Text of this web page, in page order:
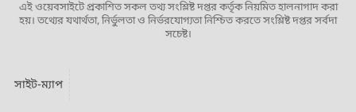
এই ওয়েবসাইটে প্রকাশিত সকল তথ্য সংশ্লিষ্ট দপ্তর কর্তৃক নিয়মিত হালনাগাদ করা
হয়। তথ্যের যথার্থতা, নির্ভুলতা ও নির্ভরযোগ্যতা নিশ্চিত করতে সংশ্লিষ্ট দপ্তর সর্বদা
সচেষ্ট।
সাইট-ম্যাপ